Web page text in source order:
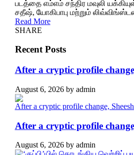
படத்தை எம்எம் சந்திர மவுலி
சதீஷ், யோகிபாபு மற்றும்
Read More
SHARE
Recent Posts
After a cryptic profile
August 6, 2026by admin
After a cryptic profile
August 6, 2026by admin